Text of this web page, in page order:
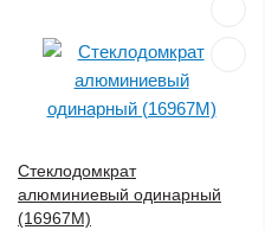
Стеклодомкрат
алюминиевый одинарный
(16967М)